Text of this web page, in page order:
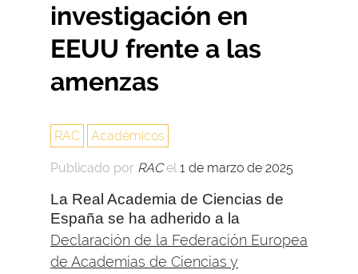
investigación en
EEUU frente a las
amenzas
RAC Académicos
Publicado por RACel 1 de marzo de 2025
La Real Academia de Ciencias de
España se ha adherido a la
Declaración de la Federación Europea
de Academias de Ciencias y